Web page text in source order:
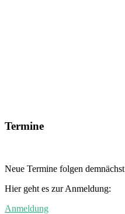
Termine
Neue Termine folgen demnächst
Hier geht es zur Anmeldung:
Anmeldung